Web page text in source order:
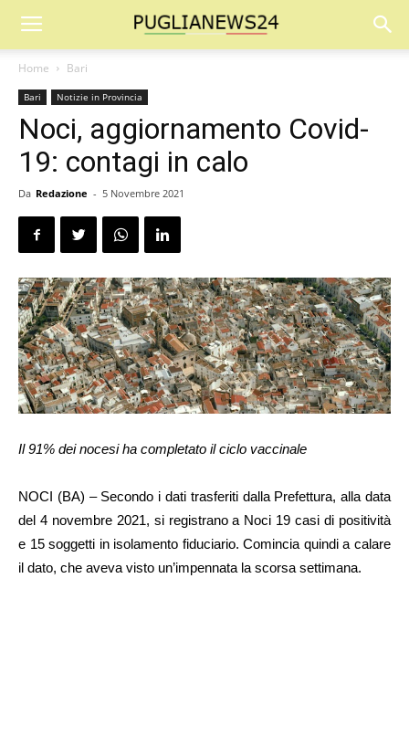
Home Bari
Bari Notizie in Provincia
Noci, aggiornamento Covid-
19: contagi in calo
Da Redazione - 5 Novembre 2021
Il 91% dei nocesi ha completato il ciclo vaccinale
NOCI (BA) – Secondo i dati trasferiti dalla Prefettura, alla data
del 4 novembre 2021, si registrano a Noci 19 casi di positività
e 15 soggetti in isolamento fiduciario. Comincia quindi a calare
il dato, che aveva visto un’impennata la scorsa settimana.